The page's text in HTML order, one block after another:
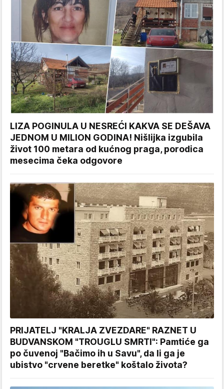
LIZA POGINULA U NESREĆI KAKVA SE DEŠAVA
JEDNOM U MILION GODINA! Nišlijka izgubila
život 100 metara od kućnog praga, porodica
mesecima čeka odgovore
PRIJATELJ "KRALJA ZVEZDARE" RAZNET U
BUDVANSKOM "TROUGLU SMRTI": Pamtiće ga
po čuvenoj "Bačimo ih u Savu", da li ga je
ubistvo "crvene beretke" koštalo života?